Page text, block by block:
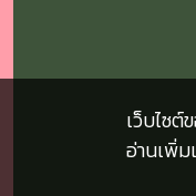
เว็บไซ
อ่านเพิ่ม